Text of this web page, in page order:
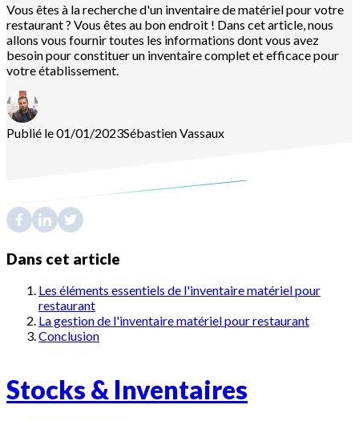
Vous êtes à la recherche d'un inventaire de matériel pour votre
restaurant ? Vous êtes au bon endroit ! Dans cet article, nous
allons vous fournir toutes les informations dont vous avez
besoin pour constituer un inventaire complet et efficace pour
votre établissement.
Publié le 01/01/2023SébastienVassaux
Dans cet article
Les éléments essentiels de l'inventaire matériel pour
restaurant
La gestion de l'inventaire matériel pour restaurant
Conclusion
Stocks & Inventaires